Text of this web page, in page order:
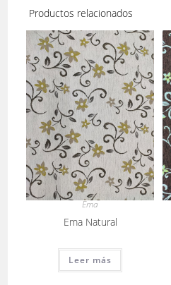
Productos relacionados
Ema
Ema Natural
Leer más